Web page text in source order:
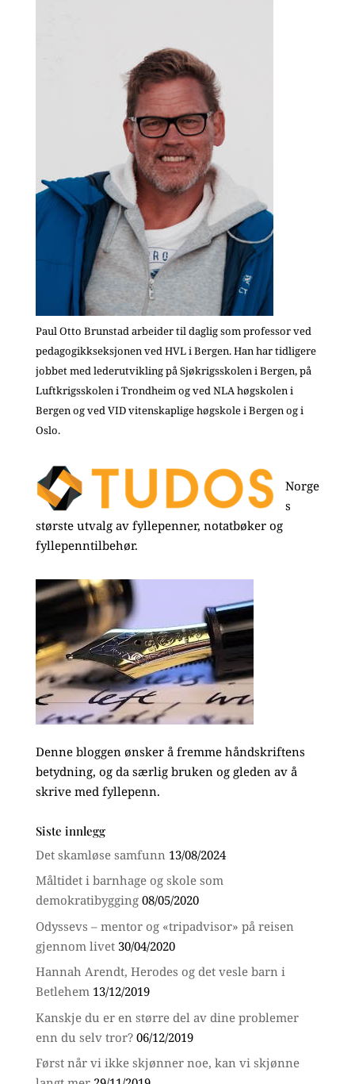
Paul Otto Brunstad arbeider til daglig som professor ved
pedagogikkseksjonen ved HVL i Bergen. Han har tidligere
jobbet med lederutvikling på Sjøkrigsskolen i Bergen, på
Luftkrigsskolen i Trondheim og ved NLA høgskolen i
Bergen og ved VID vitenskaplige høgskole i Bergen og i
Oslo.
Norge
s
største utvalg av fyllepenner, notatbøker og
fyllepenntilbehør.
Denne bloggen ønsker å fremme håndskriftens
betydning, og da særlig bruken og gleden av å
skrive med fyllepenn.
Siste innlegg
Det skamløse samfunn 13/08/2024
Måltidet i barnhage og skole som
demokratibygging 08/05/2020
Odyssevs – mentor og «tripadvisor» på reisen
gjennom livet 30/04/2020
Hannah Arendt, Herodes og det vesle barn i
Betlehem 13/12/2019
Kanskje du er en større del av dine problemer
enn du selv tror? 06/12/2019
Først når vi ikke skjønner noe, kan vi skjønne